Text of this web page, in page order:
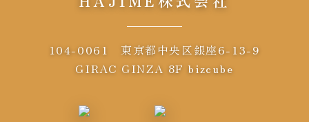
104-0061 東京都中央区銀座6-13-9
GIRAC GINZA 8F bizcube